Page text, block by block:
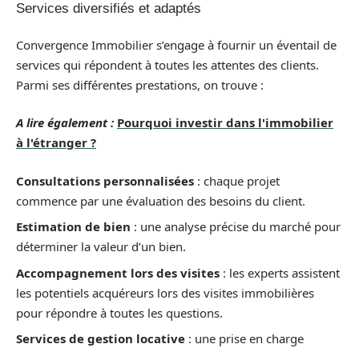
Services diversifiés et adaptés
Convergence Immobilier s’engage à fournir un éventail de
services qui répondent à toutes les attentes des clients.
Parmi ses différentes prestations, on trouve :
A lire également : Pourquoi investir dans l'immobilier
à l'étranger ?
Consultations personnalisées : chaque projet
commence par une évaluation des besoins du client.
Estimation de bien : une analyse précise du marché pour
déterminer la valeur d’un bien.
Accompagnement lors des visites : les experts assistent
les potentiels acquéreurs lors des visites immobilières
pour répondre à toutes les questions.
Services de gestion locative : une prise en charge